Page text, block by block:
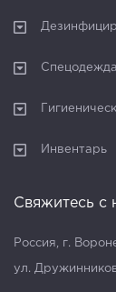
Спецодежда
Инвентарь
Свяжитесь с
Россия, г.
ул.